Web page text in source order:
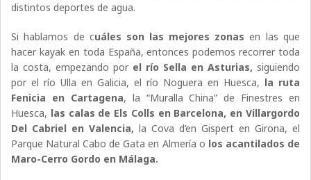
distintos deportes de agua.
Si hablamos de cuáles son las mejores zonas en las que
hacer kayak en toda España, entonces podemos recorrer toda
la costa, empezando por el río Sella en Asturias, siguiendo
por el río Ulla en Galicia, el río Noguera en Huesca, la ruta
Fenicia en Cartagena, la “Muralla China” de Finestres en
Huesca, las calas de Els Colls en Barcelona, en Villargordo
Del Cabriel en Valencia, la Cova d’en Gispert en Girona, el
Parque Natural Cabo de Gata en Almería o los acantilados de
Maro-Cerro Gordo en Málaga.